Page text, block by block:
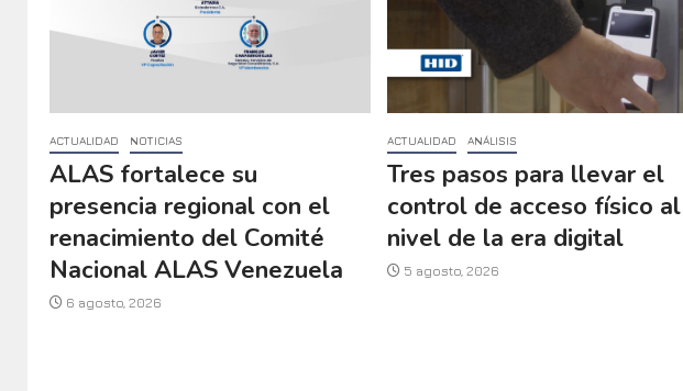
ACTUALIDAD NOTICIAS
ALAS fortalece su
presencia regional con el
renacimiento del Comité
Nacional ALAS Venezuela
6 agosto, 2026
ACTUALIDAD ANÁLISIS
Tres pasos para llevar el
control de acceso físico al
nivel de la era digital
5 agosto, 2026